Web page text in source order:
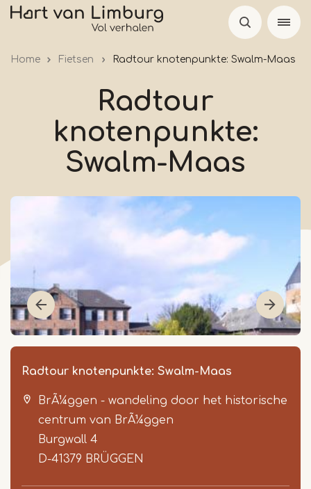
Skip
Home Fietsen Radtour knotenpunkte: Swalm-Maas
Radtour
knotenpunkte:
Swalm-Maas
Radtour knotenpunkte: Swalm-Maas
BrÃ¼ggen - wandeling door het historische
centrum van BrÃ¼ggen
Burgwall 4
D-41379 BRÜGGEN